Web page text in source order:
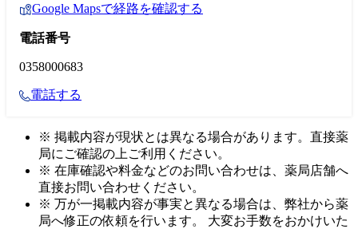
Google Mapsで経路を確認する
電話番号
0358000683
電話する
※ 掲載内容が現状とは異なる場合があります。直接薬
局にご確認の上ご利用ください。
※ 在庫確認や料金などのお問い合わせは、薬局店舗へ
直接お問い合わせください。
※ 万が一掲載内容が事実と異なる場合は、弊社から薬
局へ修正の依頼を行います。 大変お手数をおかけいた